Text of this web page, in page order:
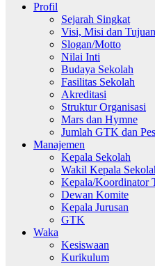
Profil
Sejarah Singkat
Visi, Misi dan Tujuan
Slogan/Motto
Nilai Inti
Budaya Sekolah
Fasilitas Sekolah
Akreditasi
Struktur Organisasi
Mars dan Hymne
Jumlah GTK dan
Manajemen
Kepala Sekolah
Wakil Kepala
Kepala/Koordinator
Dewan Komite
Kepala Jurusan
GTK
Waka
Kesiswaan
Kurikulum